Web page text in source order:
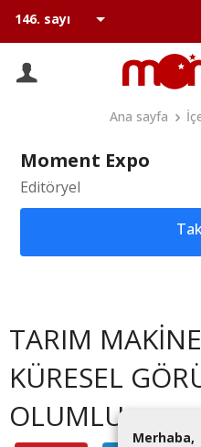
Ana sayfa
Moment Expo
Editöryel
TARIM
KÜRESEL
OLUMLU
Merhaba,